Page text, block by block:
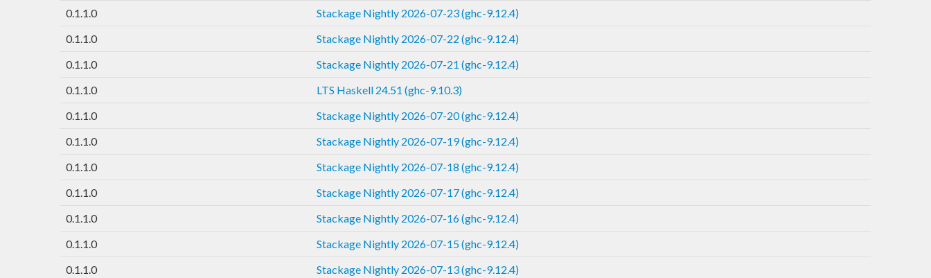
0.1.1.0
Stackage Nightly 2026-07-23 (ghc-9.12.4)
0.1.1.0
Stackage Nightly 2026-07-22 (ghc-9.12.4)
0.1.1.0
Stackage Nightly 2026-07-21 (ghc-9.12.4)
0.1.1.0
LTS Haskell 24.51 (ghc-9.10.3)
0.1.1.0
Stackage Nightly 2026-07-20 (ghc-9.12.4)
0.1.1.0
Stackage Nightly 2026-07-19 (ghc-9.12.4)
0.1.1.0
Stackage Nightly 2026-07-18 (ghc-9.12.4)
0.1.1.0
Stackage Nightly 2026-07-17 (ghc-9.12.4)
0.1.1.0
Stackage Nightly 2026-07-16 (ghc-9.12.4)
0.1.1.0
Stackage Nightly 2026-07-15 (ghc-9.12.4)
0.1.1.0
Stackage Nightly 2026-07-13 (ghc-9.12.4)